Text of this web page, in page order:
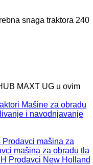
snaga traktora 240
MAXT UG u ovim
Mašine za obradu
i navodnjavanje
Prodavci mašina za
mašina za obradu tla
Prodavci New Holland